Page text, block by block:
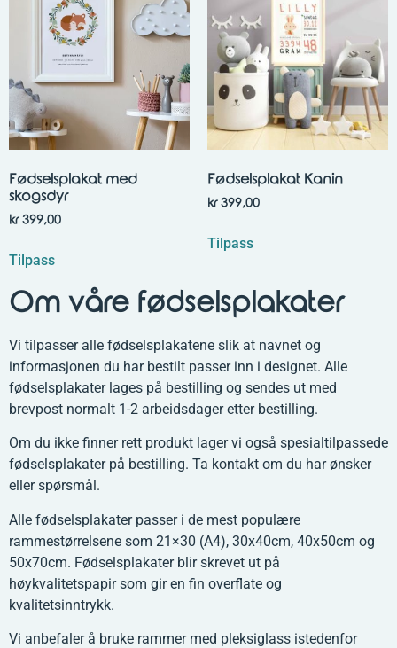
Fødselsplakat med
skogsdyr
kr399,00
Tilpass
Fødselsplakat Kanin
kr399,00
Tilpass
Om våre fødselsplakater
Vi tilpasser alle fødselsplakatene slik at navnet og
informasjonen du har bestilt passer inn i designet. Alle
fødselsplakater lages på bestilling og sendes ut med
brevpost normalt 1-2 arbeidsdager etter bestilling.
Om du ikke finner rett produkt lager vi også spesialtilpassede
fødselsplakater på bestilling. Ta kontakt om du har ønsker
eller spørsmål.
Alle fødselsplakater passer i de mest populære
rammestørrelsene som 21×30 (A4), 30x40cm, 40x50cm og
50x70cm. Fødselsplakater blir skrevet ut på
høykvalitetspapir som gir en fin overflate og
kvalitetsinntrykk.
Vi anbefaler å bruke rammer med pleksiglass istedenfor